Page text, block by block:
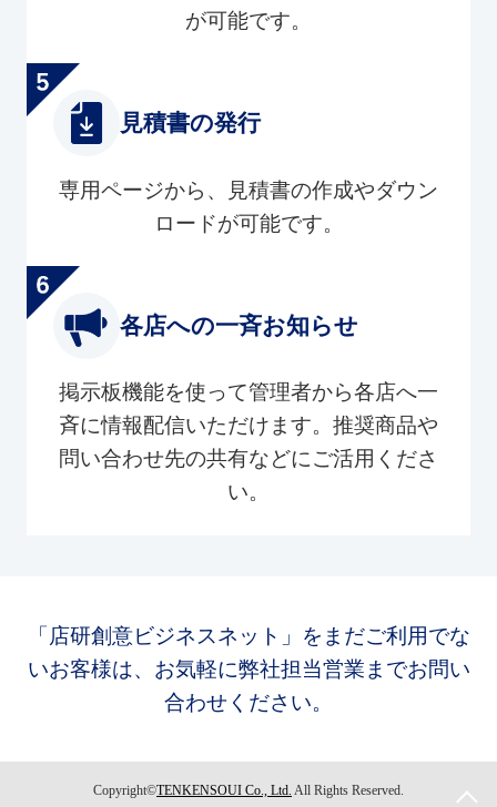
が可能です。
見積書の発行
専用ページから、見積書の作成やダウン
ロードが可能です。
各店への一斉お知らせ
掲示板機能を使って管理者から各店へ一
斉に情報配信いただけます。推奨商品や
問い合わせ先の共有などにご活用くださ
い。
「店研創意ビジネスネット」をまだご利用でな
いお客様は、お気軽に弊社担当営業までお問い
合わせください。
Copyright©TENKENSOUI Co., Ltd. All Rights Reserved.